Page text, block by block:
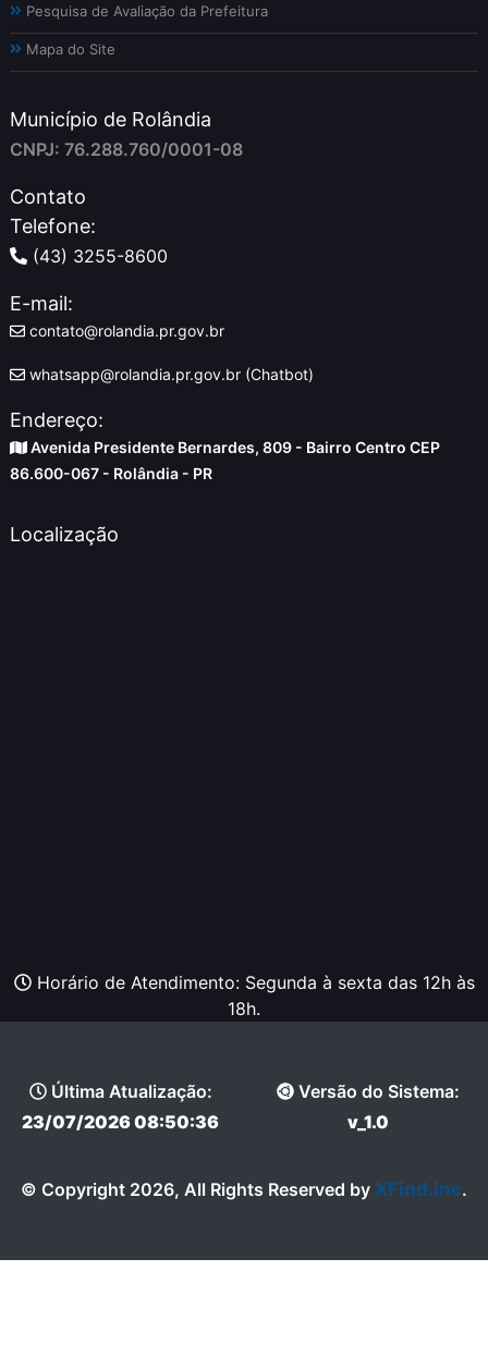
Pesquisa de Avaliação da Prefeitura
Mapa do Site
Município de Rolândia
CNPJ: 76.288.760/0001-08
Contato
Telefone:
(43) 3255-8600
E-mail:
contato@rolandia.pr.gov.br
whatsapp@rolandia.pr.gov.br (Chatbot)
Endereço:
Avenida Presidente Bernardes, 809 - Bairro Centro CEP
86.600-067 - Rolândia - PR
Localização
Horário de Atendimento: Segunda à sexta das 12h às
18h.
Última Atualização:
23/07/2026 08:50:36
Versão do Sistema:
v_1.0
© Copyright 2026, All Rights Reserved by XFind.inc.